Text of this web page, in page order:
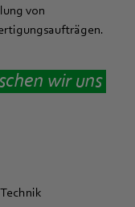
von
wir uns